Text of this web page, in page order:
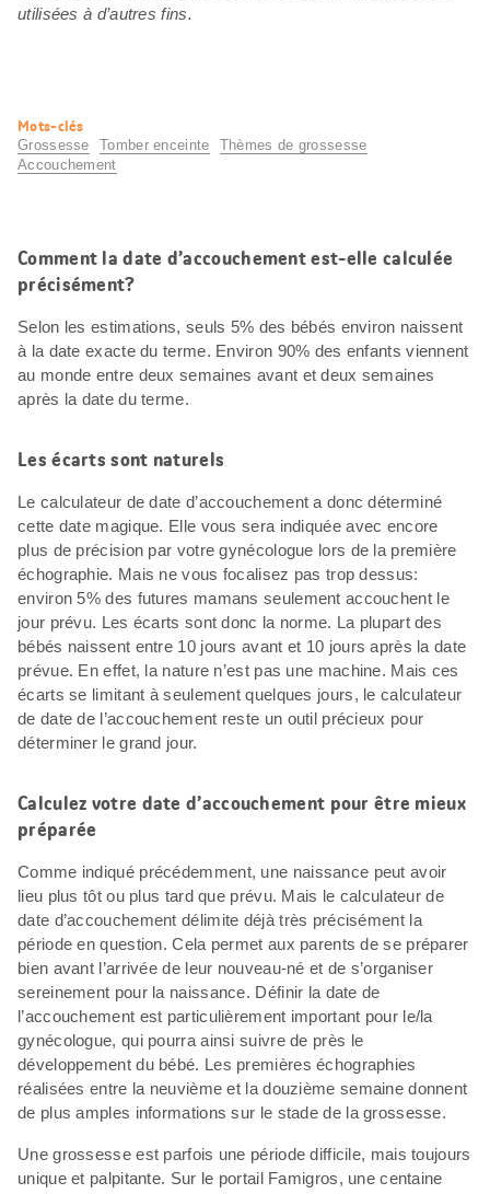
utilisées à d’autres fins.
Informations
utiles
Mots-clés
Grossesse Tomber enceinte
Thèmes de grossesse
Accouchement
Comment la date d’accouchement est-elle calculée
précisément?
Selon les estimations, seuls 5% des bébés environ naissent
à la date exacte du terme. Environ 90% des enfants viennent
au monde entre deux semaines avant et deux semaines
après la date du terme.
Les écarts sont naturels
Le calculateur de date d’accouchement a donc déterminé
cette date magique. Elle vous sera indiquée avec encore
plus de précision par votre gynécologue lors de la première
échographie. Mais ne vous focalisez pas trop dessus:
environ 5% des futures mamans seulement accouchent le
jour prévu. Les écarts sont donc la norme. La plupart des
bébés naissent entre 10 jours avant et 10 jours après la date
prévue. En effet, la nature n’est pas une machine. Mais ces
écarts se limitant à seulement quelques jours, le calculateur
de date de l’accouchement reste un outil précieux pour
déterminer le grand jour.
Calculez votre date d’accouchement pour être mieux
préparée
Comme indiqué précédemment, une naissance peut avoir
lieu plus tôt ou plus tard que prévu. Mais le calculateur de
date d’accouchement délimite déjà très précisément la
période en question. Cela permet aux parents de se préparer
bien avant l’arrivée de leur nouveau-né et de s’organiser
sereinement pour la naissance. Définir la date de
l’accouchement est particulièrement important pour le/la
gynécologue, qui pourra ainsi suivre de près le
développement du bébé. Les premières échographies
réalisées entre la neuvième et la douzième semaine donnent
de plus amples informations sur le stade de la grossesse.
Une grossesse est parfois une période difficile, mais toujours
unique et palpitante. Sur le portail Famigros, une centaine